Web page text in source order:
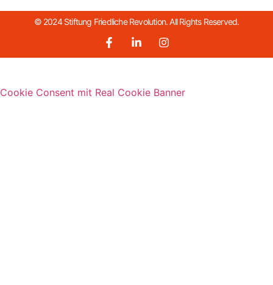
© 2024 Stiftung Friedliche Revolution. All Rights Reserved.
Cookie Consent mit Real Cookie Banner